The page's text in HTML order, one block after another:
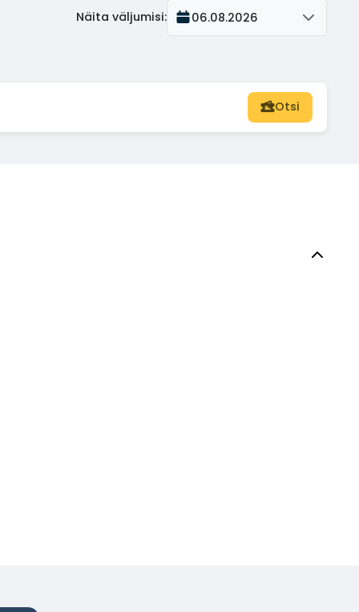
Näita väljumisi: 06.08.2026
Otsi